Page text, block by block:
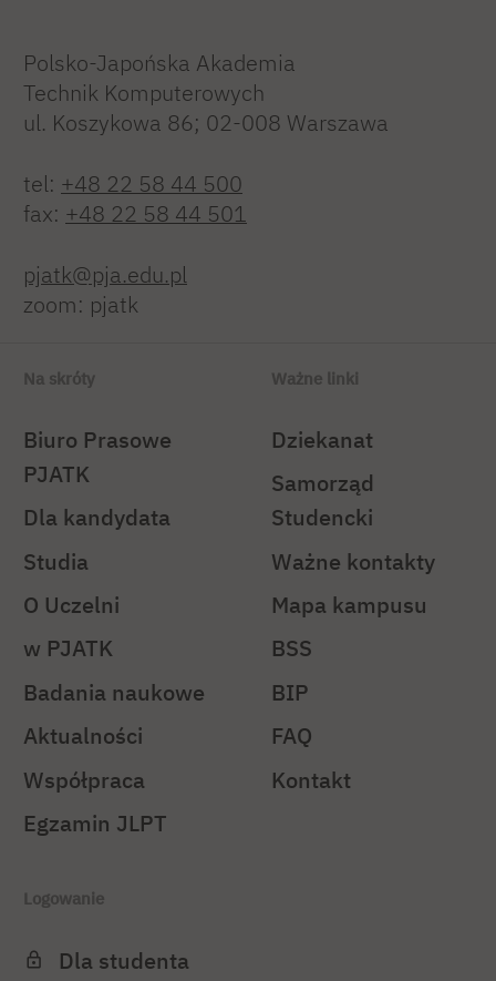
Polsko-Japońska Akademia
Technik Komputerowych
ul. Koszykowa 86; 02-008 Warszawa
tel: +48 22 58 44 500
fax: +48 22 58 44 501
pjatk@pja.edu.pl
zoom: pjatk
Na skróty
Biuro Prasowe
PJATK
Dla kandydata
Studia
O Uczelni
w PJATK
Badania naukowe
Aktualności
Współpraca
Egzamin JLPT
Ważne linki
Dziekanat
Samorząd
Studencki
Ważne kontakty
Mapa kampusu
BSS
BIP
FAQ
Kontakt
Logowanie
Dla studenta